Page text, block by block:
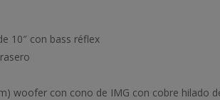
10″ con bass réflex
woofer con cono de IMG con cobre hilado